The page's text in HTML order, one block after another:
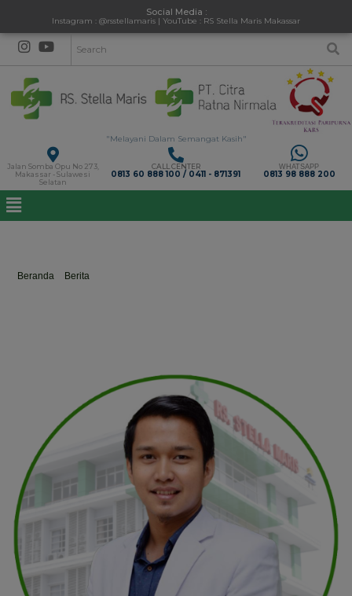
Social Media :
Instagram : @rsstellamaris | YouTube : RS Stella Maris Makassar
"Melayani Dalam Semangat Kasih"
Jalan Somba Opu No 273,
Makassar - Sulawesi
Selatan
CALL CENTER
0813 60 888 100 / 0411 - 871391
WHATSAPP
0813 98 888 200
Beranda Berita